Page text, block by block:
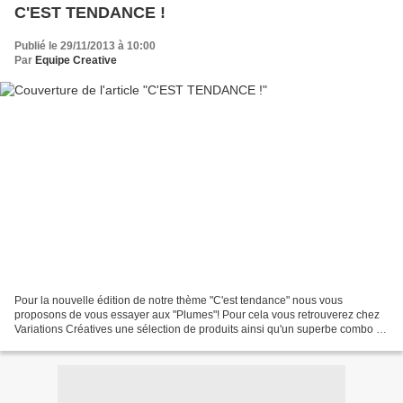
C'EST TENDANCE !
Publié le 29/11/2013 à 10:00
Par Equipe Creative
Pour la nouvelle édition de notre thème "C'est tendance" nous vous
proposons de vous essayer aux "Plumes"! Pour cela vous retrouverez chez
Variations Créatives une sélection de produits ainsi qu'un superbe combo de